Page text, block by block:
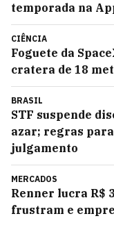
temporada na
CIÊNCIA
Foguete da
cratera de 18
BRASIL
STF suspende
azar; regras
julgamento
MERCADOS
Renner lucra R$
frustram e